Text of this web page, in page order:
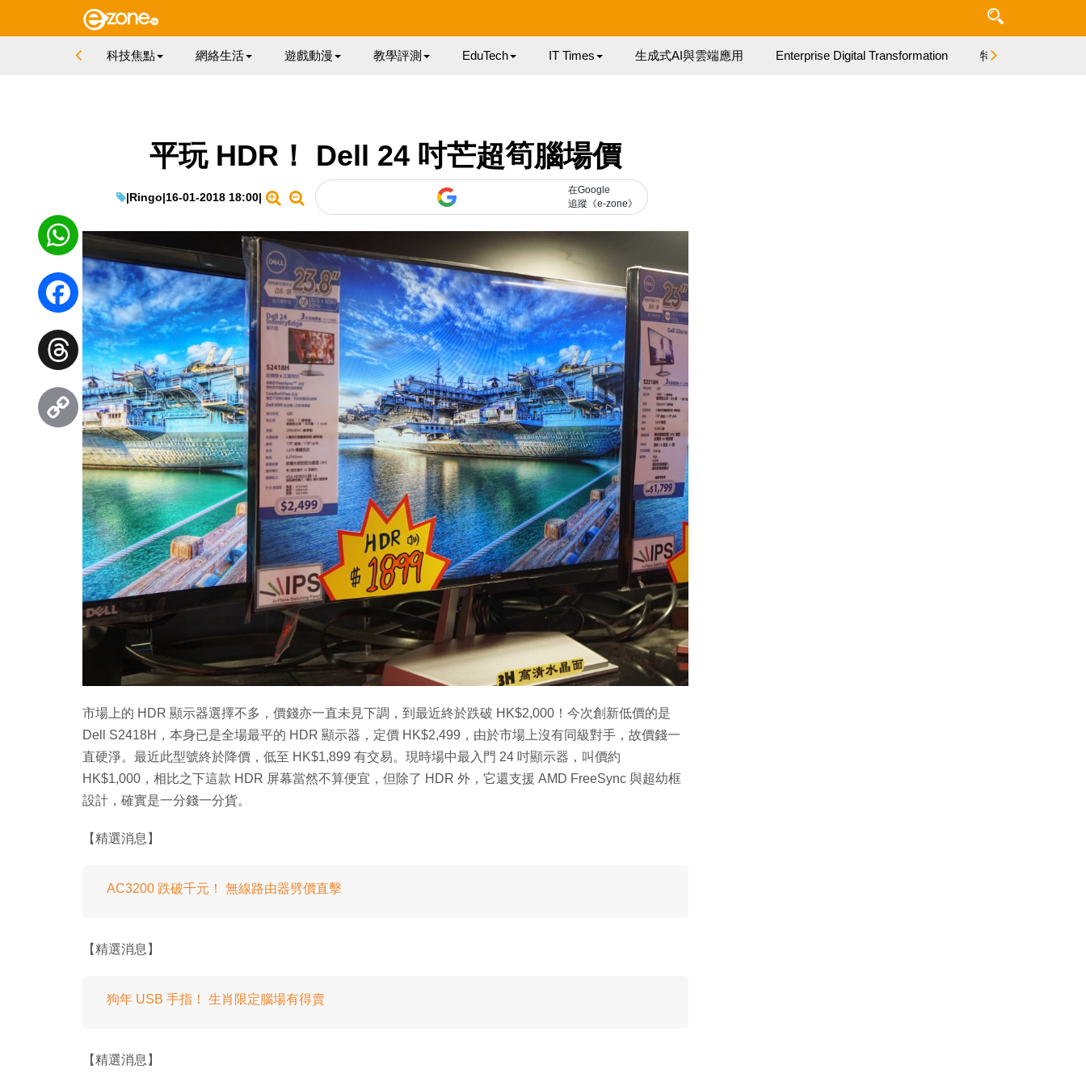
科技焦點 網絡生活 遊戲動漫 教學評測 EduTech IT Times 生成式AI與雲端應用 Enterprise Digital Transformation 特集
平玩 HDR！ Dell 24 吋芒超筍腦場價
|Ringo|16-01-2018 18:00|
在Google
追蹤《e-zone》
市場上的 HDR 顯示器選擇不多，價錢亦一直未見下調，到最近終於跌破 HK$2,000！今次創新低價的是
Dell S2418H，本身已是全場最平的 HDR 顯示器，定價 HK$2,499，由於市場上沒有同級對手，故價錢一
直硬淨。最近此型號終於降價，低至 HK$1,899 有交易。現時場中最入門 24 吋顯示器，叫價約
HK$1,000，相比之下這款 HDR 屏幕當然不算便宜，但除了 HDR 外，它還支援 AMD FreeSync 與超幼框
設計，確實是一分錢一分貨。
【精選消息】
AC3200 跌破千元！ 無線路由器劈價直擊
【精選消息】
狗年 USB 手指！ 生肖限定腦場有得賣
【精選消息】
WhatsApp
Facebook
Threads
Copy
Link